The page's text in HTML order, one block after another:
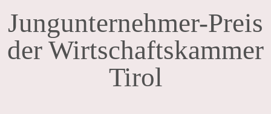
Jungunternehmer-Preis
der Wirtschaftskammer
Tirol